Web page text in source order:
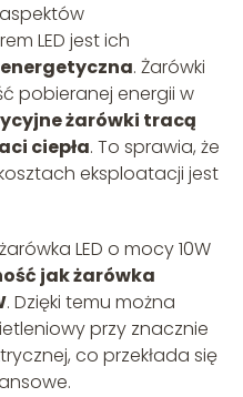
LED jest ich
. Żarówki
pobieranej energii w
żarówki tracą
ciepła. To sprawia, że
eksploatacji jest
LED o mocy 10W
jak żarówka
. Dzięki temu można
przy znacznie
co przekłada się